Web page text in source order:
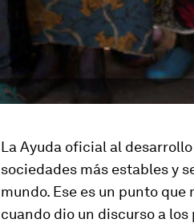
La Ayuda oficial al
sociedades más estables y
mundo. Ese es un punto
cuando dio un discurso a